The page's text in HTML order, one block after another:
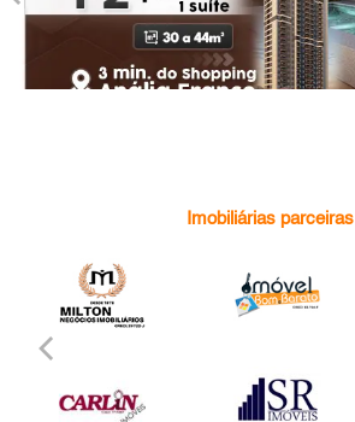
Imobiliárias parceiras